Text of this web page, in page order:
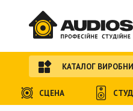
КАТАЛОГ
СЦЕНА